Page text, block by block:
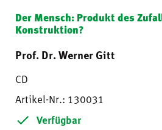
Der Mensch: Produkt des
Konstruktion?
Prof. Dr. Werner Gitt
CD
Artikel-Nr.: 130031
Verfügbar